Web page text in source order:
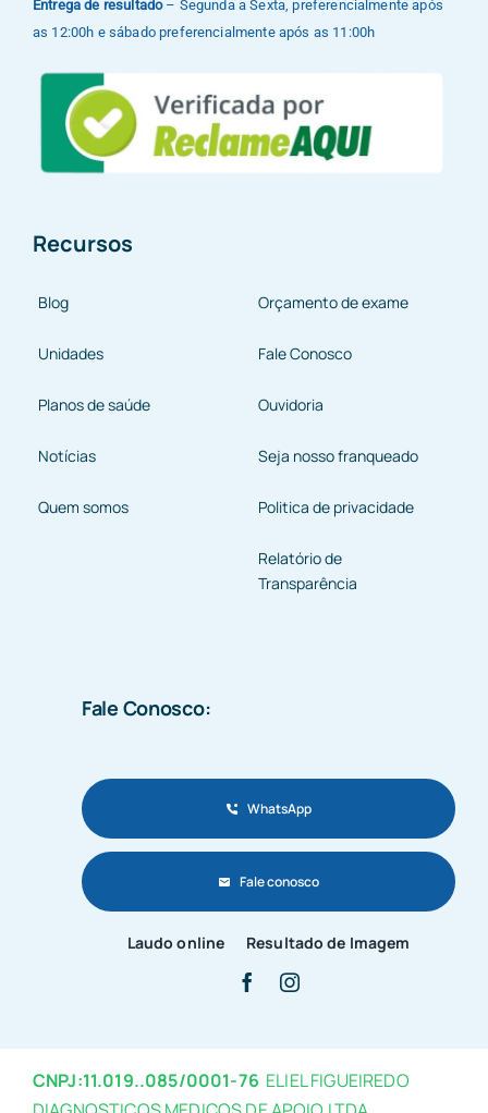
Entrega de resultado– Segunda a Sexta, preferencialmente após
as 12:00h e sábado preferencialmente após as 11:00h
Recursos
Blog
Unidades
Planos de saúde
Notícias
Quem somos
Orçamento de exame
Fale Conosco
Ouvidoria
Seja nosso franqueado
Politica de privacidade
Relatório de
Transparência
Fale Conosco:
WhatsApp
Fale conosco
Laudo online Resultado de Imagem
CNPJ:11.019..085/0001-76 ELIEL FIGUEIREDO